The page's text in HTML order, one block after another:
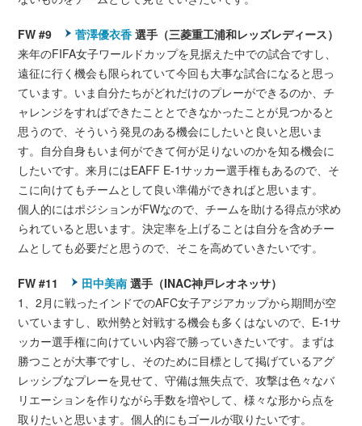
FW #9 菅澤優衣香 選手（三菱重工浦和レッズレディース）
来年のFIFA女子ワールドカップを見据えた中での試合ですし、
遠征に行く機会も限られていて今回も大事な試合になると思っ
ています。いま自分たちがどれだけのプレーができるのか、チ
ャレンジをすればできたこととできなかったことが見つかると
思うので、そういう発見のある機会にしたいと良いと思いま
す。自分自身もいま何ができて何が足りないのかを知る機会に
したいです。来月にはEAFF E-1サッカー選手権もあるので、そ
こに向けてもチームとして良い準備ができればと思います。
個人的にはポジションがFWなので、チームを助ける得点が求め
られていると思います。決定率を上げることは自分を含めチー
ムとしても必要だと思うので、そこを高めていきたいです。
FW #11 田中美南 選手（INAC神戸レオネッサ）
1、2月に戦ったインドでのAFC女子アジアカップから期間が空
いていますし、欧州勢と対戦する機会も多くはないので、E-1サ
ッカー選手権に向けていい内容で勝っていきたいです。まずは
勝つことが大事ですし、そのために目標として掲げているアグ
レッシブなプレーを見せて、守備は無失点で、攻撃は色々なバ
リエーションを作りながら手数を増やして、様々な形から点を
取りたいと思います。個人的にもゴールが取りたいです。